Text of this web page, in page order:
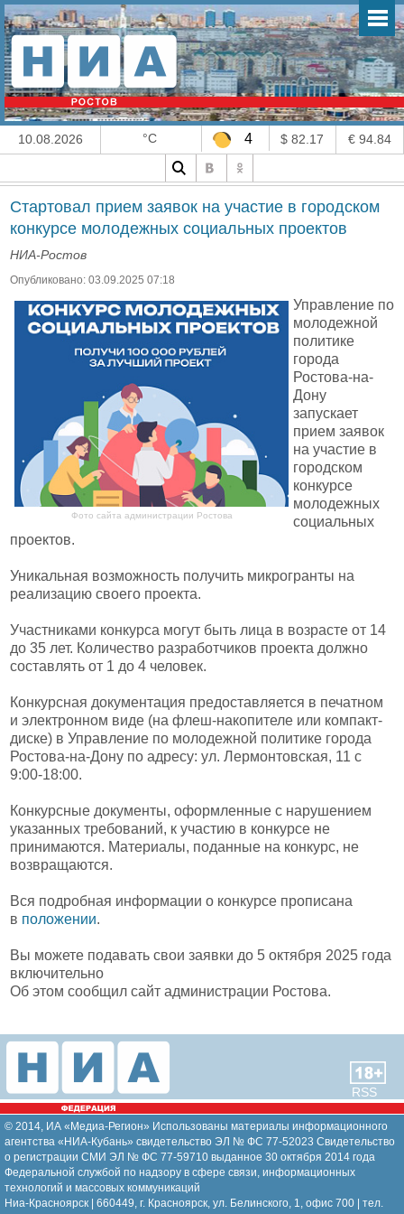
10.08.2026 °C 4 $ 82.17 € 94.84
Стартовал прием заявок на участие в городском
конкурсе молодежных социальных проектов
НИА-Ростов
Опубликовано: 03.09.2025 07:18
Фото сайта администрации Ростова
Управление по
молодежной
политике
города
Ростова-на-
Дону
запускает
прием заявок
на участие в
городском
конкурсе
молодежных
социальных
проектов.
Уникальная возможность получить микрогранты на
реализацию своего проекта.
Участниками конкурса могут быть лица в возрасте от 14
до 35 лет. Количество разработчиков проекта должно
составлять от 1 до 4 человек.
Конкурсная документация предоставляется в печатном
и электронном виде (на флеш-накопителе или компакт-
диске) в Управление по молодежной политике города
Ростова-на-Дону по адресу: ул. Лермонтовская, 11 с
9:00-18:00.
Конкурсные документы, оформленные с нарушением
указанных требований, к участию в конкурсе не
принимаются. Материалы, поданные на конкурс, не
возвращаются.
Вся подробная информации о конкурсе прописана
в положении.
Вы можете подавать свои заявки до 5 октября 2025 года
включительно
Об этом сообщил сайт администрации Ростова.
RSS
© 2014, ИА «Медиа-Регион» Использованы материалы информационного
агентства «НИА-Кубань» свидетельство ЭЛ № ФС 77-52023 Свидетельство
о регистрации СМИ ЭЛ № ФС 77-59710 выданное 30 октября 2014 года
Федеральной службой по надзору в сфере связи, информационных
технологий и массовых коммуникаций
Ниа-Красноярск | 660449, г. Красноярск, ул. Белинского, 1, офис 700 | тел.